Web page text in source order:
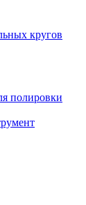
кругов
полировки